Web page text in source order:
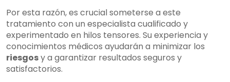
Por esta razón, es crucial someterse a este
tratamiento con un especialista cualificado y
experimentado en hilos tensores. Su experiencia y
conocimientos médicos ayudarán a minimizar los
riesgosy a garantizar resultados seguros y
satisfactorios.